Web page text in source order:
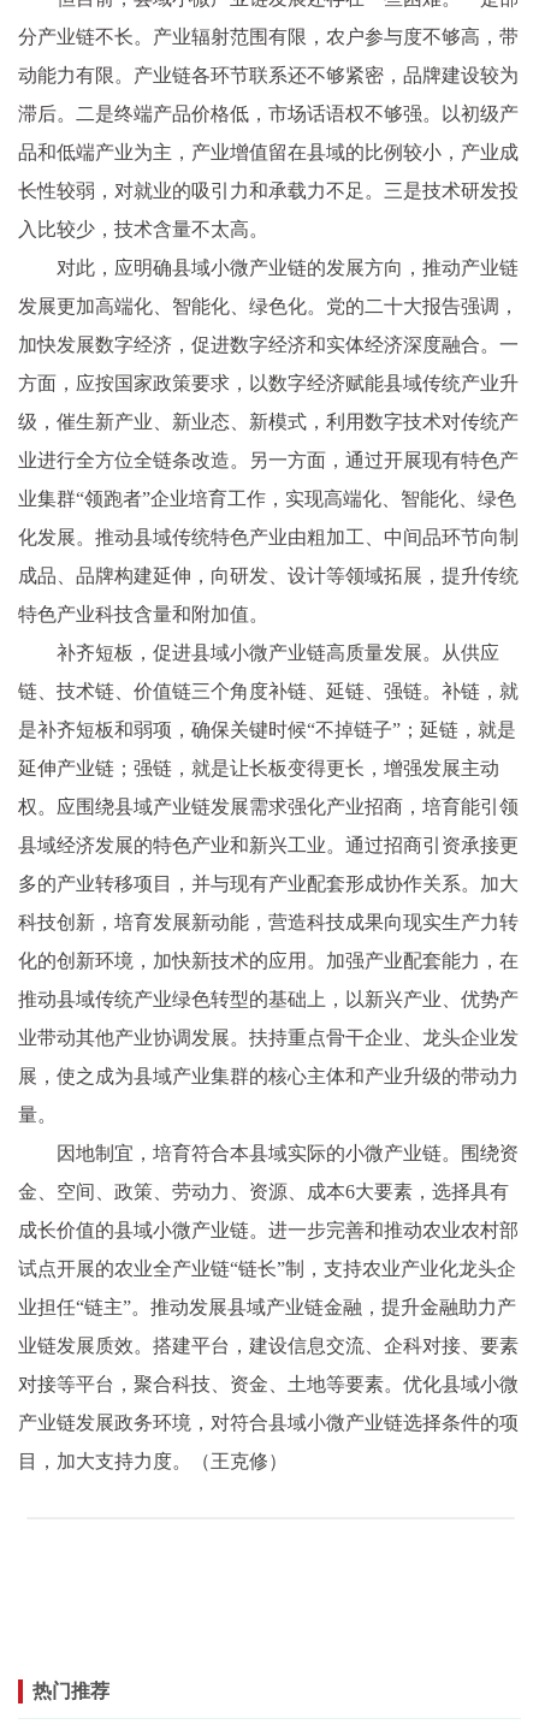
分产业链不长。产业辐射范围有限，农户参与度不够高，带
动能力有限。产业链各环节联系还不够紧密，品牌建设较为
滞后。二是终端产品价格低，市场话语权不够强。以初级产
品和低端产业为主，产业增值留在县域的比例较小，产业成
长性较弱，对就业的吸引力和承载力不足。三是技术研发投
入比较少，技术含量不太高。
对此，应明确县域小微产业链的发展方向，推动产业链
发展更加高端化、智能化、绿色化。党的二十大报告强调，
加快发展数字经济，促进数字经济和实体经济深度融合。一
方面，应按国家政策要求，以数字经济赋能县域传统产业升
级，催生新产业、新业态、新模式，利用数字技术对传统产
业进行全方位全链条改造。另一方面，通过开展现有特色产
业集群“领跑者”企业培育工作，实现高端化、智能化、绿色
化发展。推动县域传统特色产业由粗加工、中间品环节向制
成品、品牌构建延伸，向研发、设计等领域拓展，提升传统
特色产业科技含量和附加值。
补齐短板，促进县域小微产业链高质量发展。从供应
链、技术链、价值链三个角度补链、延链、强链。补链，就
是补齐短板和弱项，确保关键时候“不掉链子”；延链，就是
延伸产业链；强链，就是让长板变得更长，增强发展主动
权。应围绕县域产业链发展需求强化产业招商，培育能引领
县域经济发展的特色产业和新兴工业。通过招商引资承接更
多的产业转移项目，并与现有产业配套形成协作关系。加大
科技创新，培育发展新动能，营造科技成果向现实生产力转
化的创新环境，加快新技术的应用。加强产业配套能力，在
推动县域传统产业绿色转型的基础上，以新兴产业、优势产
业带动其他产业协调发展。扶持重点骨干企业、龙头企业发
展，使之成为县域产业集群的核心主体和产业升级的带动力
量。
因地制宜，培育符合本县域实际的小微产业链。围绕资
金、空间、政策、劳动力、资源、成本6大要素，选择具有
成长价值的县域小微产业链。进一步完善和推动农业农村部
试点开展的农业全产业链“链长”制，支持农业产业化龙头企
业担任“链主”。推动发展县域产业链金融，提升金融助力产
业链发展质效。搭建平台，建设信息交流、企科对接、要素
对接等平台，聚合科技、资金、土地等要素。优化县域小微
产业链发展政务环境，对符合县域小微产业链选择条件的项
目，加大支持力度。（王克修）
热门推荐